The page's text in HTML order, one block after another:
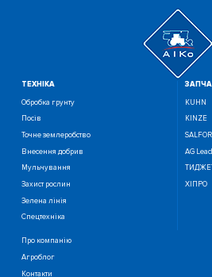
ТЕХНIКА
Обробка грунту
Посiв
Точне землеробство
Внесення добрив
Мульчування
Захист рослин
Зелена лінія
Спецтехніка
KUHN
KINZE
AG
ХІПРО
Про компанію
Агроблог
Контакти